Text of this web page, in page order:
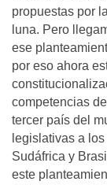
propuestas por
luna. Pero
ese
por eso ahora
competencias
tercer país del
legislativas a
Sudáfrica y
este